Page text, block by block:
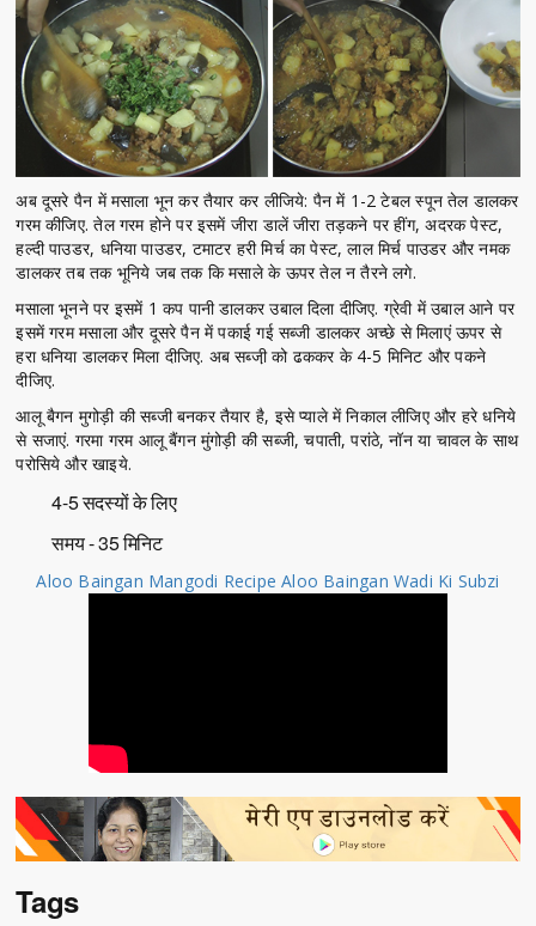
अब दूसरे पैन में मसाला भून कर तैयार कर लीजिये: पैन में 1-2 टेबल स्पून तेल डालकर
गरम कीजिए. तेल गरम होने पर इसमें जीरा डालें जीरा तड़कने पर हींग, अदरक पेस्ट,
हल्दी पाउडर, धनिया पाउडर, टमाटर हरी मिर्च का पेस्ट, लाल मिर्च पाउडर और नमक
डालकर तब तक भूनिये जब तक कि मसाले के ऊपर तेल न तैरने लगे.
मसाला भूनने पर इसमें 1 कप पानी डालकर उबाल दिला दीजिए. ग्रेवी में उबाल आने पर
इसमें गरम मसाला और दूसरे पैन में पकाई गई सब्जी डालकर अच्छे से मिलाएं ऊपर से
हरा धनिया डालकर मिला दीजिए. अब सब्जी़ को ढककर के 4-5 मिनिट और पकने
दीजिए.
आलू बैगन मुगोड़ी की सब्जी बनकर तैयार है, इसे प्याले में निकाल लीजिए और हरे धनिये
से सजाएं. गरमा गरम आलू बैंगन मुंगोड़ी की सब्जी, चपाती, परांठे, नॉन या चावल के साथ
परोसिये और खाइये.
4-5 सदस्यों के लिए
समय - 35 मिनिट
Aloo Baingan Mangodi Recipe Aloo Baingan Wadi Ki Subzi
Tags